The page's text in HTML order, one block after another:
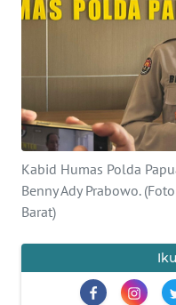
Kabid Humas Polda
Benny Ady Prabowo.
Barat)
KONTAK
KAMI
INFO
IKLAN
KAMI
PEDOMAN